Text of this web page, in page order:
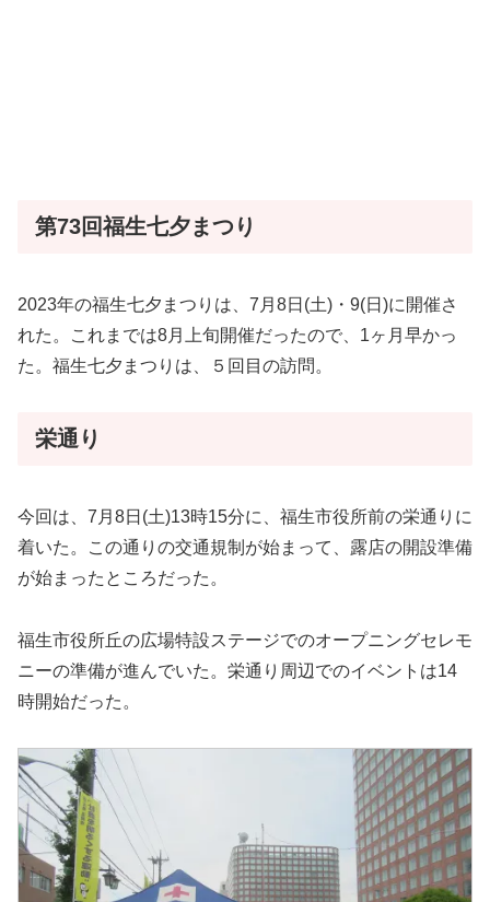
第73回福生七夕まつり
2023年の福生七夕まつりは、7月8日(土)・9(日)に開催さ
れた。これまでは8月上旬開催だったので、1ヶ月早かっ
た。福生七夕まつりは、５回目の訪問。
栄通り
今回は、7月8日(土)13時15分に、福生市役所前の栄通りに
着いた。この通りの交通規制が始まって、露店の開設準備
が始まったところだった。
福生市役所丘の広場特設ステージでのオープニングセレモ
ニーの準備が進んでいた。栄通り周辺でのイベントは14
時開始だった。